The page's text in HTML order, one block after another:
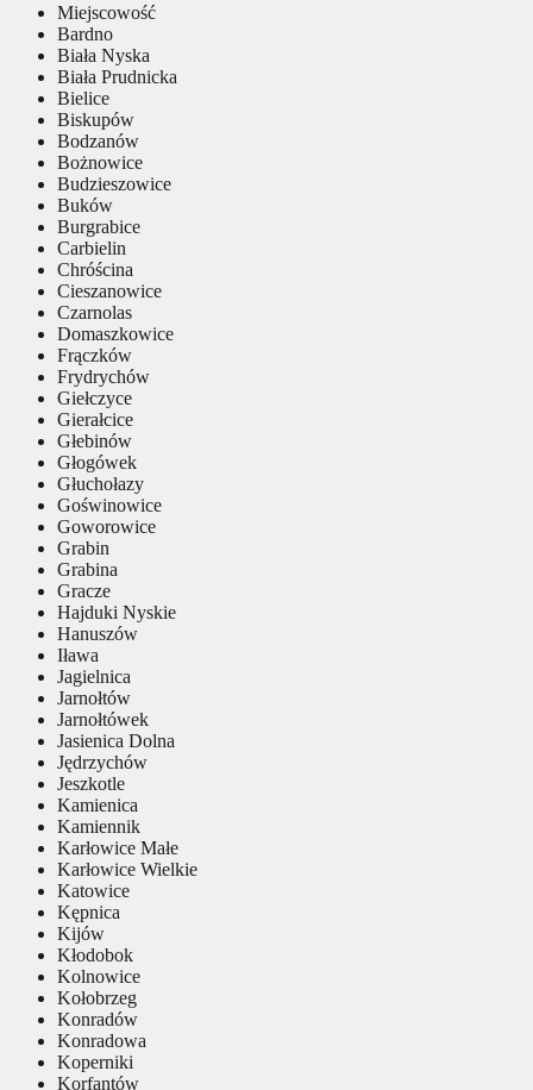
Miejscowość
Bardno
Biała Nyska
Biała Prudnicka
Bielice
Biskupów
Bodzanów
Bożnowice
Budzieszowice
Buków
Burgrabice
Carbielin
Chróścina
Cieszanowice
Czarnolas
Domaszkowice
Frączków
Frydrychów
Giełczyce
Gierałcice
Głebinów
Głogówek
Głuchołazy
Goświnowice
Goworowice
Grabin
Grabina
Gracze
Hajduki Nyskie
Hanuszów
Iława
Jagielnica
Jarnołtów
Jarnołtówek
Jasienica Dolna
Jędrzychów
Jeszkotle
Kamienica
Kamiennik
Karłowice Małe
Karłowice Wielkie
Katowice
Kępnica
Kijów
Kłodobok
Kolnowice
Kołobrzeg
Konradów
Konradowa
Koperniki
Korfantów